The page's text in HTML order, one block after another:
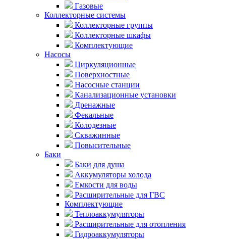
Газовые
Коллекторные системы
Коллекторные группы
Коллекторные шкафы
Комплектующие
Насосы
Циркуляционные
Поверхностные
Насосные станции
Канализационные установки
Дренажные
Фекальные
Колодезные
Скважинные
Повысительные
Баки
Баки для душа
Аккумуляторы холода
Емкости для воды
Расширительные для ГВС
Комплектующие
Теплоаккумуляторы
Расширительные для отопления
Гидроаккумуляторы